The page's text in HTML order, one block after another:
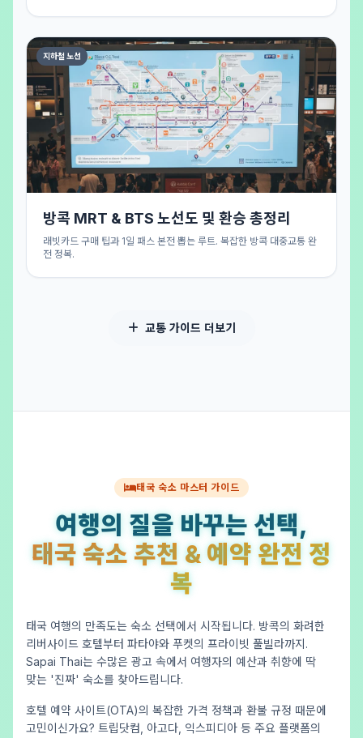
지하철 노선
방콕 MRT & BTS 노선도 및 환승 총정리
래빗카드 구매 팁과 1일 패스 본전 뽑는 루트. 복잡한 방콕 대중교통 완
전 정복.
교통 가이드 더보기
태국 숙소 마스터 가이드
여행의 질을 바꾸는 선택,
태국 숙소 추천 & 예약 완전 정
복
태국 여행의 만족도는 숙소 선택에서 시작됩니다. 방콕의 화려한
리버사이드 호텔부터 파타야와 푸켓의 프라이빗 풀빌라까지.
Sapai Thai는 수많은 광고 속에서 여행자의 예산과 취향에 딱
맞는 '진짜' 숙소를 찾아드립니다.
호텔 예약 사이트(OTA)의 복잡한 가격 정책과 환불 규정 때문에
고민이신가요? 트립닷컴, 아고다, 익스피디아 등 주요 플랫폼의